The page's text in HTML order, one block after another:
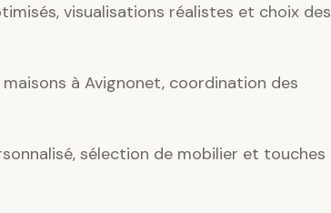
visualisations réalistes et choix des
à Avignonet, coordination des
sélection de mobilier et touches